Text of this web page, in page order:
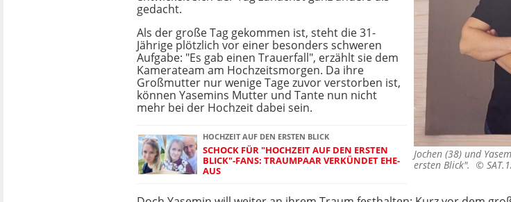
Jochen (38) und
ersten Blick". ©
gedacht.
Als der große Tag gekommen ist, steht die 31-
Jährige plötzlich vor einer besonders schweren
Aufgabe: "Es gab einen Trauerfall", erzählt sie dem
Kamerateam am Hochzeitsmorgen. Da ihre
Großmutter nur wenige Tage zuvor verstorben ist,
können Yasemins Mutter und Tante nun nicht
mehr bei der Hochzeit dabei sein.
HOCHZEIT AUF DEN ERSTEN BLICK
SCHOCK FÜR "HOCHZEIT AUF DEN ERSTEN
BLICK"-FANS: TRAUMPAAR VERKÜNDET EHE-
AUS